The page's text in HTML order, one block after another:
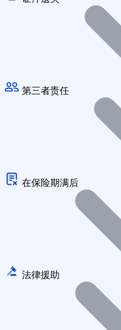
第三者责任
在保险期满后
法律援助